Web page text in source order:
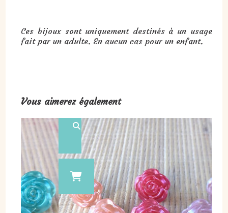
Ces bijoux sont uniquement destinés à un usage
fait par un adulte. En aucun cas pour un enfant.
Vous aimerez également